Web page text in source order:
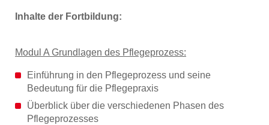
Inhalte der Fortbildung:
Modul A Grundlagen des Pflegeprozess:
Einführung in den Pflegeprozess und seine
Bedeutung für die Pflegepraxis
Überblick über die verschiedenen Phasen des
Pflegeprozesses